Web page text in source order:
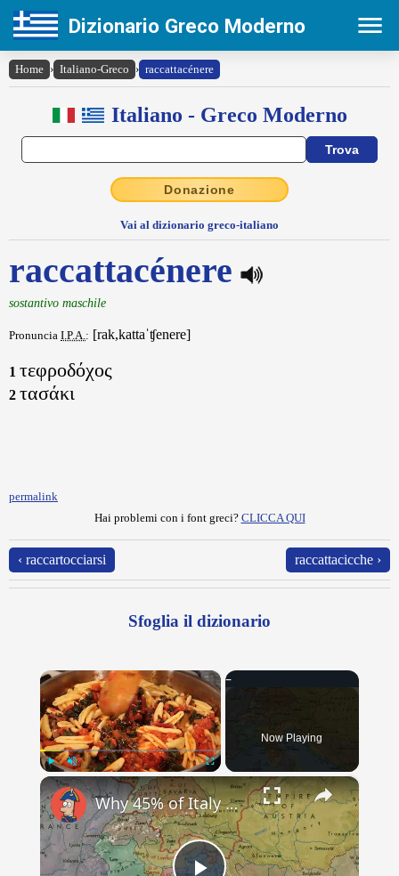
Dizionario Greco Moderno
Home › Italiano-Greco › raccattacénere
Italiano - Greco Moderno
Donazione
Vai al dizionario greco-italiano
raccattacénere
sostantivo maschile
Pronuncia I.P.A.: [rak,kattaˈʧenere]
1 τεφροδόχος
2 τασάκι
permalink
Hai problemi con i font greci? CLICCA QUI
‹ raccartocciarsi raccattacicche ›
Sfoglia il dizionario
×
Play Unmute Fullscreen
Now Playing
×
Why 45% of Italy Doesn't Speak "Italian"